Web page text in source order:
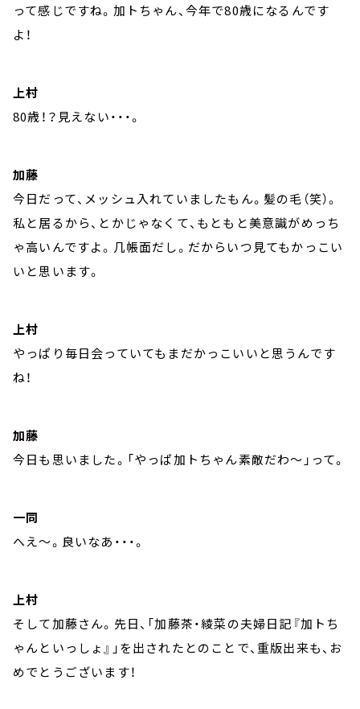
って感じですね。加トちゃん、今年で80歳になるんです
よ！
上村
80歳！？見えない・・・。
加藤
今日だって、メッシュ入れていましたもん。髪の毛（笑）。
私と居るから、とかじゃなくて、もともと美意識がめっち
ゃ高いんですよ。几帳面だし。だからいつ見てもかっこい
いと思います。
上村
やっぱり毎日会っていてもまだかっこいいと思うんです
ね！
加藤
今日も思いました。「やっぱ加トちゃん素敵だわ～」って。
一同
へえ～。良いなあ・・・。
上村
そして加藤さん。先日、「加藤茶・綾菜の夫婦日記『加トち
ゃんといっしょ』」を出されたとのことで、重版出来も、お
めでとうございます！